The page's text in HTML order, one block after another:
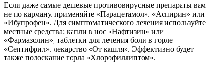
Если даже самые дешевые противовирусные препараты вам
не по карману, применяйте «Парацетамол», «Аспирин» или
«Ибупрофен». Для симптоматического лечения используйте
местные средства: капли в нос «Нафтизин» или
«Фармазолин», таблетки для лечения боли в горле
«Септифрил», лекарство «От кашля». Эффективно будет
также полоскание горла «Хлорофиллиптом».